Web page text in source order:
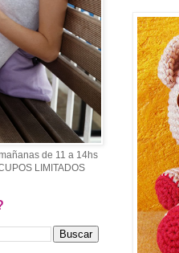
de 11 a 14hs
LIMITADOS